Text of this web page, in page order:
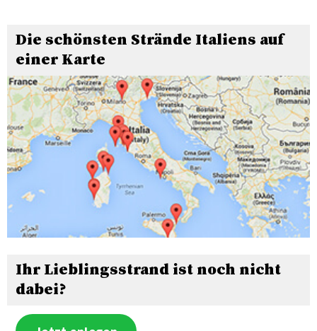
Die schönsten Strände Italiens auf
einer Karte
Ihr Lieblingsstrand ist noch nicht
dabei?